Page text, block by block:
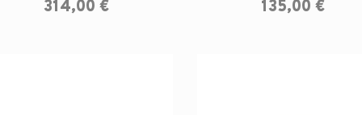
314,00 €
135,00 €